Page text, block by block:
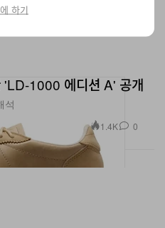
'LD-1000 에디션 A' 공개
석
1.4K 0
하기